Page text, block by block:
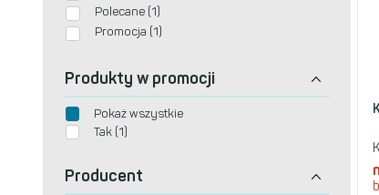
Polecane (1)
Promocja (1)
Produkty w promocji
Pokaż wszystkie
Tak (1)
Producent